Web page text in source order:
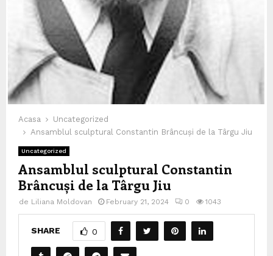
Acasa
Uncategorized
Ansamblul sculptural Constantin Brâncuși de la Târgu Jiu
Uncategorized
Ansamblul sculptural Constantin
Brâncuși de la Târgu Jiu
de Liliana Moldovan February 21, 2024 0 1043
SHARE 0